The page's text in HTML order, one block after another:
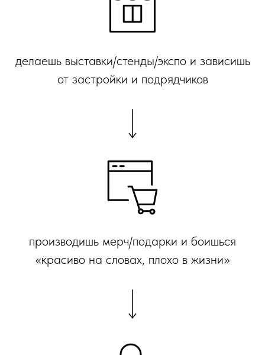
делаешь выставки/стенды/экспо и зависишь
от застройки и подрядчиков
производишь мерч/подарки и боишься
«красиво на словах, плохо в жизни»